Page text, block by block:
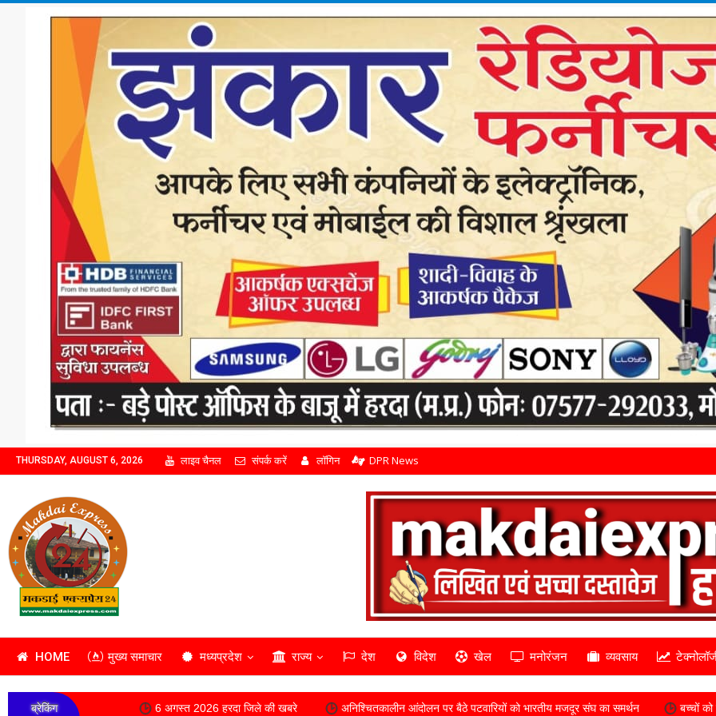
THURSDAY, AUGUST 6, 2026 लाइव चैनल संपर्क करें लॉगिन DPR News
HOME मुख्य समाचार मध्यप्रदेश राज्य देश विदेश खेल मनोरंजन व्यवसाय
ब्रेकिंग 6 अगस्त 2026 हरदा जिले की खबरे अनिश्चितकालीन आंदोलन पर बैठे पटवारियों को भारतीय मजदूर संघ का समर्थन बच्चों को स्कूल ले जा रही वैन